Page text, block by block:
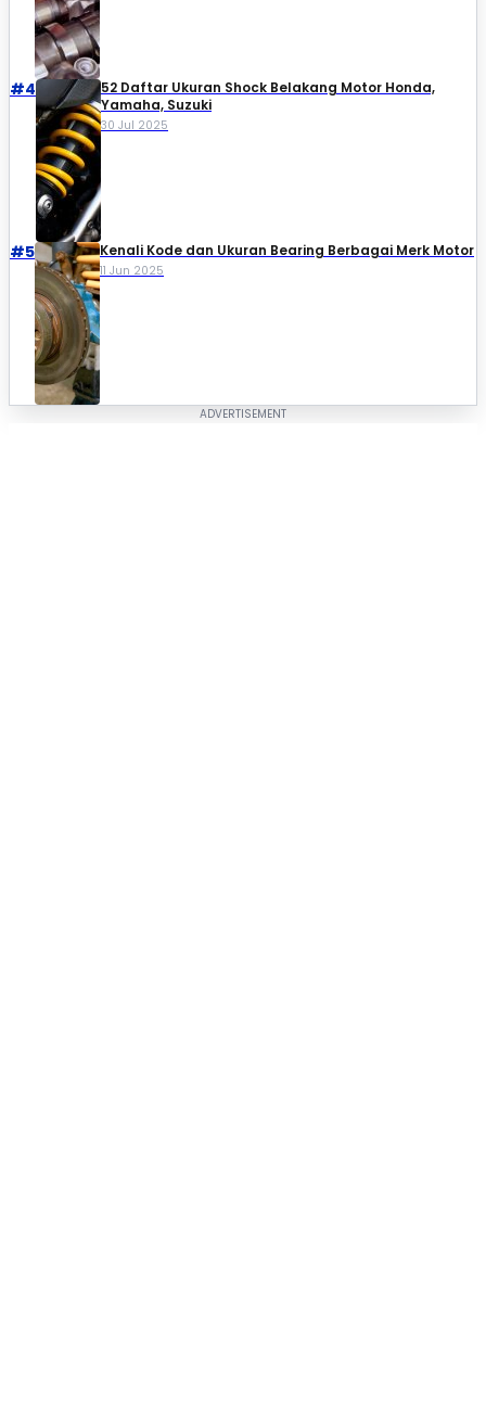
#4
52 Daftar Ukuran Shock Belakang Motor Honda,
Yamaha, Suzuki​
30 Jul 2025
#5 Kenali Kode dan Ukuran Bearing Berbagai Merk Motor
11 Jun 2025